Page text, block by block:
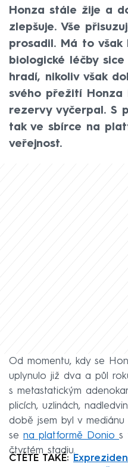
Honza stále žije a
zlepšuje. Vše
prosadil. Má to však
biologické léčby
hradí, nikoliv však
svého přežití Honza
rezervy vyčerpal. S
tak ve sbírce na
veřejnost.
Od momentu, kdy se
uplynulo již dva a půl
s metastatickým
plicích, uzlinách,
době jsem byl v mediánu
se na platformě Donio s
čtvrtém stadiu.
ČTĚTE TAKÉ: